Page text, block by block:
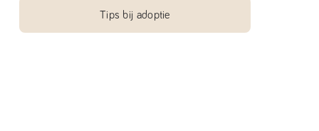
Tips bij adoptie